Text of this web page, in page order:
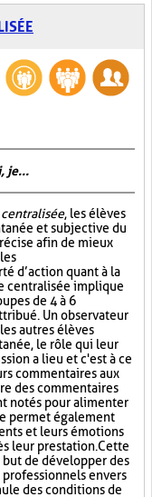
je...
centralisée, les élèves
et subjective du
afin de mieux
d’action quant à la
centralisée implique
de 4 à 6
Un observateur
autres élèves
le rôle qui leur
a lieu et c'est à ce
commentaires aux
des commentaires
notés pour alimenter
permet également
et leurs émotions
leur prestation. Cette
de développer des
envers
des conditions de